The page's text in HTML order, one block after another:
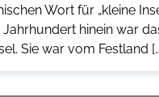
Wort für „kleine
Jahrhundert hinein war
Sie war vom Festland